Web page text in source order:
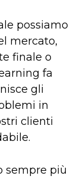
possiamo
mercato,
finale o
fa
gli
in
clienti
sempre più